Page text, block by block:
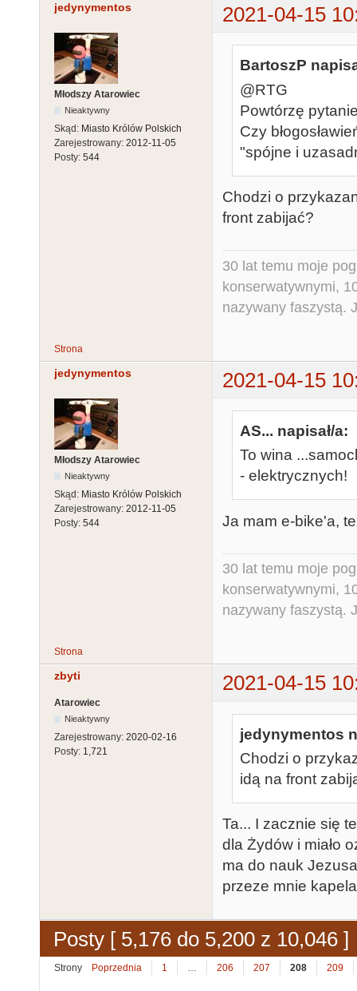
jedynymentos 2021-04-15
Młodszy Atarowiec
Nieaktywny
Skąd: Miasto Królów Polskich
Zarejestrowany: 2012-11-05
Posty: 544
BartoszP
@RTG
Powtórzę
Czy
"spójne i
Chodzi o
front zabijać?
30 lat temu moje
konserwatywnymi,
nazywany faszystą.
Strona
jedynymentos 2021-04-15
Młodszy Atarowiec
Nieaktywny
Skąd: Miasto Królów Polskich
Zarejestrowany: 2012-11-05
Posty: 544
AS... napisał/a:
To wina
- elektrycznych!
Ja mam e-bike'a,
30 lat temu moje
konserwatywnymi,
nazywany faszystą.
Strona
zbyti 2021-04-15
Atarowiec
Nieaktywny
Zarejestrowany: 2020-02-16
Posty: 1,721
jedynymentos
Chodzi o
idą na front
Ta... I zacznie się
dla Żydów i miało
ma do nauk
przeze mnie
Posty [ 5,176 do 5,200 z 10,046 ]
Strony Poprzednia 1 … 206 207 208 209